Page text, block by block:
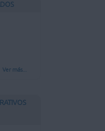
Ver más...